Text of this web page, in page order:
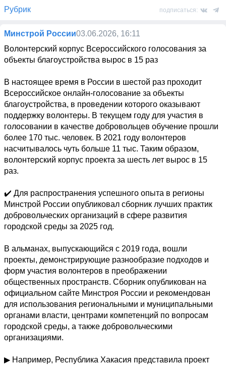
Рубрик подписаться:
Минстрой России03.06.2026, 16:11
Волонтерский корпус Всероссийского голосования за
объекты благоустройства вырос в 15 раз
В настоящее время в России в шестой раз проходит
Всероссийское онлайн-голосование за объекты
благоустройства, в проведении которого оказывают
поддержку волонтеры. В текущем году для участия в
голосовании в качестве добровольцев обучение прошли
более 170 тыс. человек. В 2021 году волонтеров
насчитывалось чуть больше 11 тыс. Таким образом,
волонтерский корпус проекта за шесть лет вырос в 15
раз.
✔️ Для распространения успешного опыта в регионы
Минстрой России опубликовал сборник лучших практик
добровольческих организаций в сфере развития
городской среды за 2025 год.
В альманах, выпускающийся с 2019 года, вошли
проекты, демонстрирующие разнообразие подходов и
форм участия волонтеров в преображении
общественных пространств. Сборник опубликован на
официальном сайте Минстроя России и рекомендован
для использования региональными и муниципальными
органами власти, центрами компетенций по вопросам
городской среды, а также добровольческими
организациями.
▶ Например, Республика Хакасия представила проект